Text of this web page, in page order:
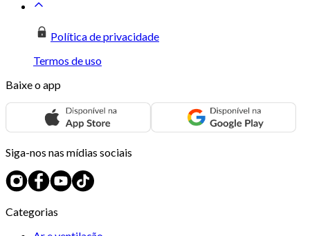
Política de privacidade
Termos de uso
Baixe o app
Siga-nos nas mídias sociais
Categorias